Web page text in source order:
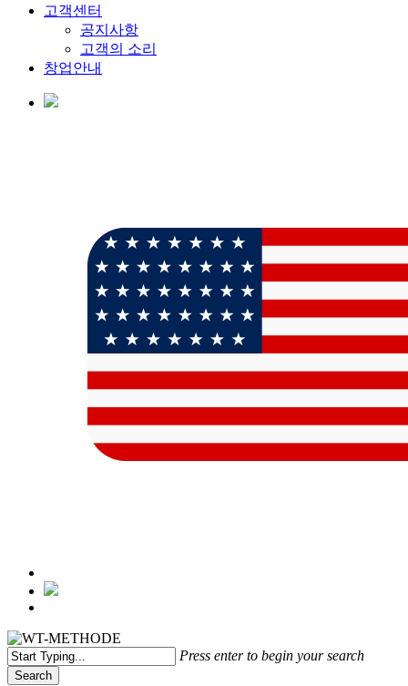
고객센터
공지사항
고객의 소리
창업안내
Press enter to begin your search
Search